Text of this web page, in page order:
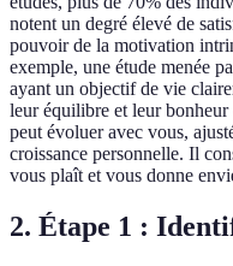
notent un degré élevé de
pouvoir de la motivation
exemple, une étude menée
ayant un objectif de vie
leur équilibre et leur
peut évoluer avec vous,
croissance personnelle. Il
vous plaît et vous donne
2. Étape 1 :